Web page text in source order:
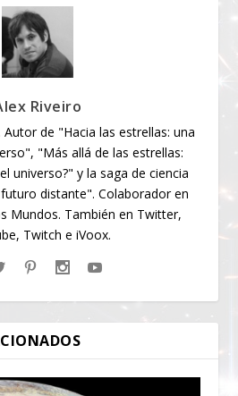
Riveiro
de "Hacia las estrellas: una
"Más allá de las estrellas:
universo?" y la saga de ciencia
distante". Colaborador en
Mundos. También en Twitter,
Twitch e iVoox.